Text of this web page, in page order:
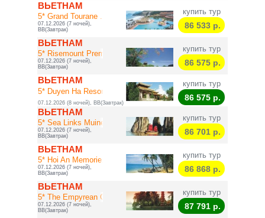
ВЬЕТНАМ
5* Grand Tourane ...
07.12.2026 (7 ночей),
BB(Завтрак)
купить тур
86 533 р.
ВЬЕТНАМ
5* Risemount Prem...
07.12.2026 (7 ночей),
BB(Завтрак)
купить тур
86 575 р.
ВЬЕТНАМ
5* Duyen Ha Resor...
07.12.2026 (8 ночей), BB(Завтрак)
купить тур
86 575 р.
ВЬЕТНАМ
5* Sea Links Muine
07.12.2026 (7 ночей),
BB(Завтрак)
купить тур
86 701 р.
ВЬЕТНАМ
5* Hoi An Memorie...
07.12.2026 (7 ночей),
BB(Завтрак)
купить тур
86 868 р.
ВЬЕТНАМ
5* The Empyrean C...
07.12.2026 (7 ночей),
BB(Завтрак)
купить тур
87 791 р.